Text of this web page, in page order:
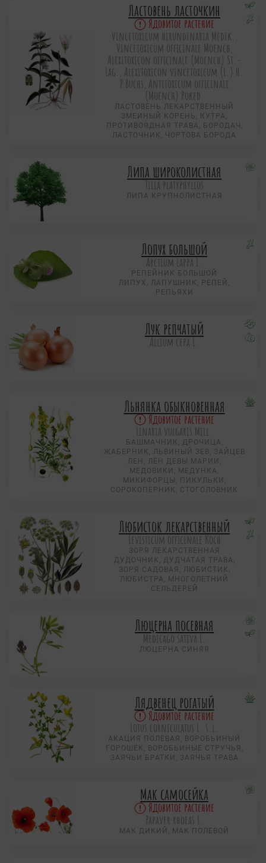
Ластовень ласточкин
Ядовитое растение
Vincetoxicum hirundinaria Medik.,
Vincetoxicum officinale Moench,
Alexitoxicon officinale (Moench) St.-
Lag., Alexitoxicon vincetoxicum (L.) H.
P.Buchs, Antitoxicum officinale
(Moench) Poked.
ЛАСТОВЕНЬ ЛЕКАРСТВЕННЫЙ
ЗМЕИНЫЙ КОРЕНЬ, КУТРА,
ПРОТИВОЯДНАЯ ТРАВА, БОРОДАЧ,
ЛАСТОЧНИК, ЧОРТОВА БОРОДА
Липа широколистная
Tilia platyphyllos
ЛИПА КРУПНОЛИСТНАЯ
Лопух большой
Arctium lappa L.
РЕПЕЙНИК БОЛЬШОЙ
ЛИПУХ, ЛАПУШНИК, РЕПЕЙ,
РЕПЬЯХИ
Лук репчатый
Allium сера L.
Льнянка обыкновенная
Ядовитое растение
Linaria vulgaris Mill.
БАШМАЧНИК, ДРОЧИЦА,
ЖАБЕРНИК, ЛЬВИНЫЙ ЗЕВ, ЗАЙЦЕВ
ЛЕН, ЛЁН ДЕВЫ МАРИИ,
МЕДОВИКИ, МЕДУНКА,
МИКИФОРЦЫ, ПИКУЛЬКИ,
СОРОКОПЕРНИК, СТОГОЛОВНИК
Любисток лекарственный
Levisticum officinale Koch
ЗОРЯ ЛЕКАРСТВЕННАЯ
ДУДОЧНИК, ДУДЧАТАЯ ТРАВА,
ЗОРЯ САДОВАЯ, ЛЮБИСТИК,
ЛЮБИСТРА, МНОГОЛЕТНИЙ
СЕЛЬДЕРЕЙ
Люцерна посевная
Medicago sativa L.
ЛЮЦЕРНА СИНЯЯ
Лядвенец рогатый
Ядовитое растение
Lotus corniculatus L. s.l.
АКАЦИЯ ПОЛЕВАЯ, ВОРОБЬИНЫЙ
ГОРОШЕК, ВОРОБЬИНЫЕ СТРУЧЬЯ,
ЗАЯЧЬИ БРАТКИ, ЗАЯЧЬЯ ТРАВА
Мак самосейка
Ядовитое растение
Papaver rhoeas L.
МАК ДИКИЙ, МАК ПОЛЕВОЙ